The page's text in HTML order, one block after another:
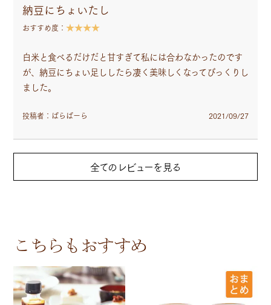
納豆にちょいたし
おすすめ度： ★★★★
白米と食べるだけだと甘すぎて私には合わなかったのです
が、納豆にちょい足ししたら凄く美味しくなってびっくりし
ました。
投稿者：ばらばーら 2021/09/27
こちらもおすすめ